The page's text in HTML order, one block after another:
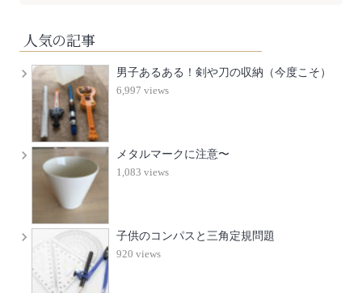
人気の記事
男子あるある！剣や刀の収納（今度こそ）
6,997 views
メタルマークに注意〜
1,083 views
子供のコンパスと三角定規問題
920 views